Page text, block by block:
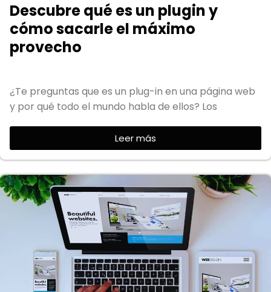
Descubre qué es un plugin y
cómo sacarle el máximo
provecho
¿Te preguntas que es un plug-in en una página web
y por qué todo el mundo habla de ellos? Los
Leer más